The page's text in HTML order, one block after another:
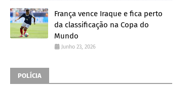
França vence Iraque e fica perto
da classificação na Copa do
Mundo
Junho 23, 2026
POLÍCIA